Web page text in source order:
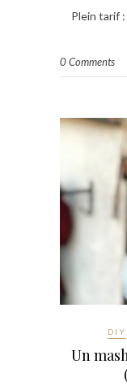
Plein tarif
0 Comments
DIY
Un